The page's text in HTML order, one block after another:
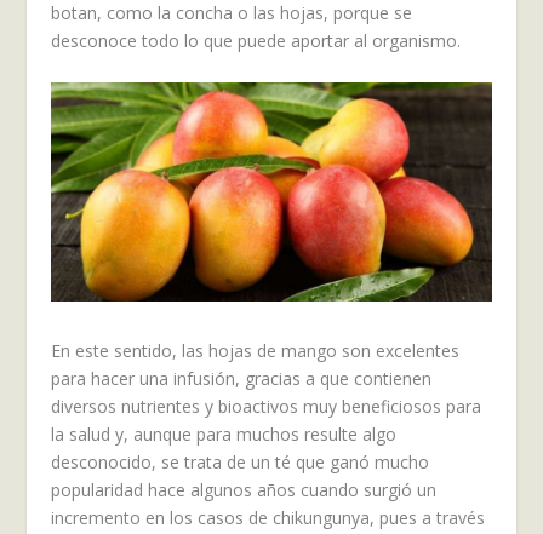
botan, como la concha o las hojas, porque se
desconoce todo lo que puede aportar al organismo.
En este sentido, las hojas de mango son excelentes
para hacer una infusión, gracias a que contienen
diversos nutrientes y bioactivos muy beneficiosos para
la salud y, aunque para muchos resulte algo
desconocido, se trata de un té que ganó mucho
popularidad hace algunos años cuando surgió un
incremento en los casos de chikungunya, pues a través